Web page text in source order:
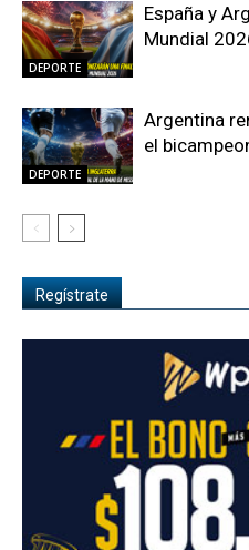
DEPORTE
España y
Mundial
DEPORTE
Argentina
el
Regístrate